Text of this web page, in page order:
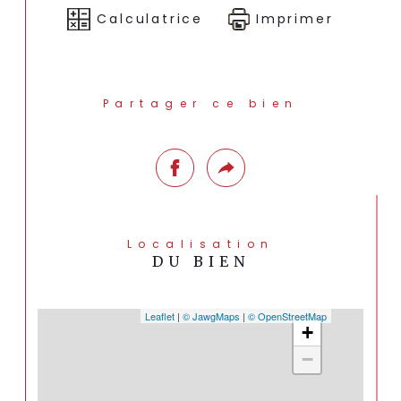
www.georisques.gouv.fr
Calculatrice Imprimer
Partager ce bien
Localisation
DU BIEN
+
−
Leaflet | ©JawgMaps | © OpenStreetMap